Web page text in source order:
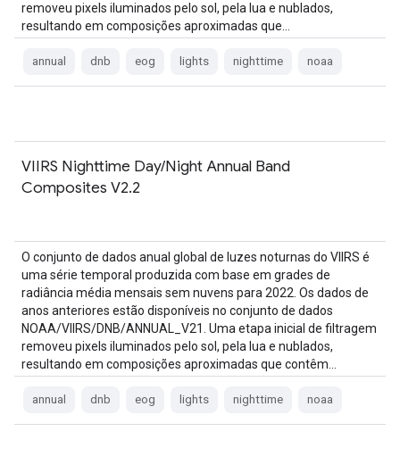
removeu pixels iluminados pelo sol, pela lua e nublados,
resultando em composições aproximadas que…
annual dnb eog lights nighttime noaa
VIIRS Nighttime Day/Night Annual Band
Composites V2.2
O conjunto de dados anual global de luzes noturnas do VIIRS é
uma série temporal produzida com base em grades de
radiância média mensais sem nuvens para 2022. Os dados de
anos anteriores estão disponíveis no conjunto de dados
NOAA/VIIRS/DNB/ANNUAL_V21. Uma etapa inicial de filtragem
removeu pixels iluminados pelo sol, pela lua e nublados,
resultando em composições aproximadas que contêm…
annual dnb eog lights nighttime noaa